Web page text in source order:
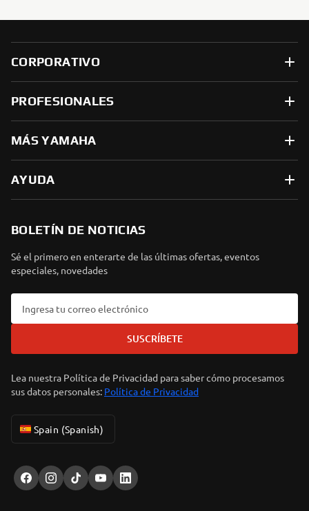
CORPORATIVO
PROFESIONALES
MÁS YAMAHA
AYUDA
BOLETÍN DE NOTICIAS
Sé el primero en enterarte de las últimas ofertas, eventos
especiales, novedades
SUSCRÍBETE
Lea nuestra Política de Privacidad para saber cómo procesamos
sus datos personales: Política de Privacidad
Spain (Spanish)